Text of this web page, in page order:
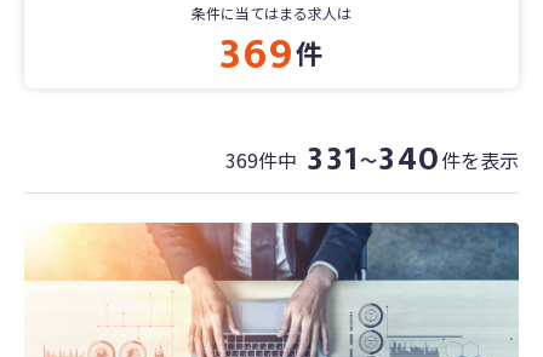
条件に当てはまる求人は
369件
369件中 331〜340件を表示